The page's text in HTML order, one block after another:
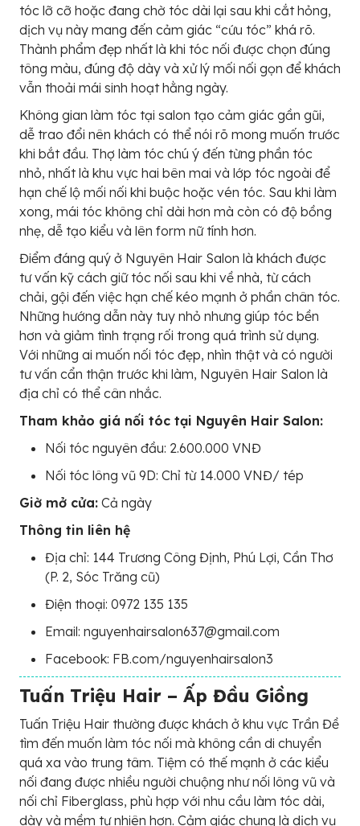
tóc lỡ cỡ hoặc đang chờ tóc dài lại sau khi cắt hỏng,
dịch vụ này mang đến cảm giác “cứu tóc” khá rõ.
Thành phẩm đẹp nhất là khi tóc nối được chọn đúng
tông màu, đúng độ dày và xử lý mối nối gọn để khách
vẫn thoải mái sinh hoạt hằng ngày.
Không gian làm tóc tại salon tạo cảm giác gần gũi,
dễ trao đổi nên khách có thể nói rõ mong muốn trước
khi bắt đầu. Thợ làm tóc chú ý đến từng phần tóc
nhỏ, nhất là khu vực hai bên mai và lớp tóc ngoài để
hạn chế lộ mối nối khi buộc hoặc vén tóc. Sau khi làm
xong, mái tóc không chỉ dài hơn mà còn có độ bồng
nhẹ, dễ tạo kiểu và lên form nữ tính hơn.
Điểm đáng quý ở Nguyên Hair Salon là khách được
tư vấn kỹ cách giữ tóc nối sau khi về nhà, từ cách
chải, gội đến việc hạn chế kéo mạnh ở phần chân tóc.
Những hướng dẫn này tuy nhỏ nhưng giúp tóc bền
hơn và giảm tình trạng rối trong quá trình sử dụng.
Với những ai muốn nối tóc đẹp, nhìn thật và có người
tư vấn cẩn thận trước khi làm, Nguyên Hair Salon là
địa chỉ có thể cân nhắc.
Tham khảo giá nối tóc tại Nguyên Hair Salon:
Nối tóc nguyên đầu: 2.600.000 VNĐ
Nối tóc lông vũ 9D: Chỉ từ 14.000 VNĐ/ tép
Giờ mở cửa: Cả ngày
Thông tin liên hệ
Địa chỉ: 144 Trương Công Định, Phú Lợi, Cần Thơ
(P. 2, Sóc Trăng cũ)
Điện thoại: 0972 135 135
Email: nguyenhairsalon637@gmail.com
Facebook: FB.com/nguyenhairsalon3
Tuấn Triệu Hair – Ấp Đầu Giồng
Tuấn Triệu Hair thường được khách ở khu vực Trần Đề
tìm đến muốn làm tóc nối mà không cần di chuyển
quá xa vào trung tâm. Tiệm có thế mạnh ở các kiểu
nối đang được nhiều người chuộng như nối lông vũ và
nối chỉ Fiberglass, phù hợp với nhu cầu làm tóc dài,
dày và mềm tự nhiên hơn. Cảm giác chung là dịch vụ